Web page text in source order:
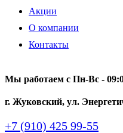
Акции
О компании
Контакты
Мы работаем с Пн-Вc -
г. Жуковский, ул.
+7 (910) 425 99-55